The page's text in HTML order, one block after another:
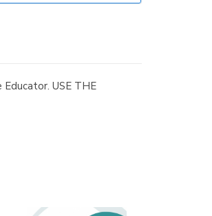
Librería Elías
USE THE